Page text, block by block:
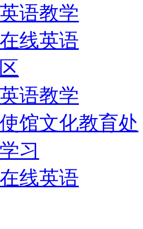
语教学
线英语
语教学
馆文化教育处
习
线英语